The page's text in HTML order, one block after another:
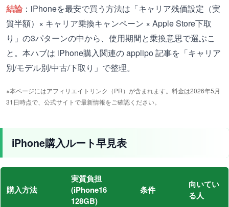
結論 ：iPhoneを最安で買う方法は「キャリア残価設定（実
質半額）× キャリア乗換キャンペーン × Apple Store下取
り」の3パターンの中から、使用期間と乗換意思で選ぶこ
と。本ハブは iPhone購入関連の applipo 記事を「キャリア
別/モデル別/中古/下取り」で整理。
※本ページにはアフィリエイトリンク（PR）が含まれます。料金は2026年5月
31日時点で、公式サイトで最新情報をご確認ください。
iPhone購入ルート早見表
購入方法
実質負担
(iPhone16
128GB)
条件
向いてい
る人